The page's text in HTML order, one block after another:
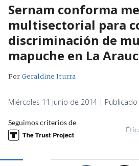
Sernam conforma
multisectorial para
discriminación de
mapuche en La
PorGeraldine Iturra
Miércoles 11 junio de 2014 | Publicado
Seguimos criterios de